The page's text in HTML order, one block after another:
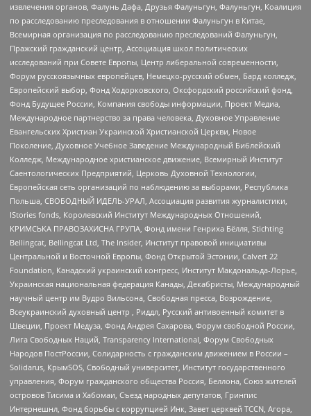
извлечения органов, Фалунь Дафа, Друзья Фалуньгун, Фалуньгун, Коалиция
по расследованию преследования в отношении Фалуньгун в Китае,
Всемирная организация по расследованию преследований Фалуньгун,
Пражский гражданский центр, Ассоциация школ политических
исследований при Совете Европы, Центр либеральной современности,
Форум русскоязычных европейцев, Немецко-русский обмен, Бард колледж,
Европейский выбор, Фонд Ходорковского, Оксфордский российский фонд,
Фонд Будущее России, Компания свободы информации, Проект Медиа,
Международное партнерство за права человека, Духовное Управление
Евангельских Христиан Украинской Христианской Церкви, Новое
Поколение, Духовное Учебное Заведение Международный Библейский
Колледж, Международное христианское движение, Всемирный Институт
Саентологических Предприятий, Церковь Духовной Технологии,
Европейская сеть организаций по наблюдению за выборами, Республика
Польша, СВОБОДНЫЙ ИДЕЛЬ-УРАЛ, Ассоциация развития журналистики,
IStories fonds, Королевский Институт Международных Отношений,
КРИМСЬКА ПРАВОЗАХИСНА ГРУПА, Фонд имени Генриха Бёлля, Stichting
Bellingcat, Bellingcat Ltd, The Insider, Институт правовой инициативы
Центральной и Восточной Европы, Фонд Открытой Эстонии, Calvert 22
Foundation, Канадский украинский конгресс, Институт Макдональда-Лорье,
Украинская национальная федерация Канады, Декабристы, Международный
научный центр им Вудро Вильсона, Свободная пресса, Возрождение,
Всеукраинский духовный центр , Риддл, Русский антивоенный комитет в
Швеции, Проект Медуза, Фонд Андрея Сахарова, Форум свободной России,
Лига Свободных Наций, Transparеncy International, Форум Свободных
Народов ПостРоссии, Солидарность с гражданским движением в России –
Solidarus, КрымSOS, Свободный университет, Институт государственного
управления, Форум гражданского общества Россия, Беллона, Союз жителей
островов Тисима и Хабомаи, Съезд народных депутатов, Гринпис
Интернешнл, Фонд борьбы с коррупцией Инк, Завет церквей TCCN, Агора,